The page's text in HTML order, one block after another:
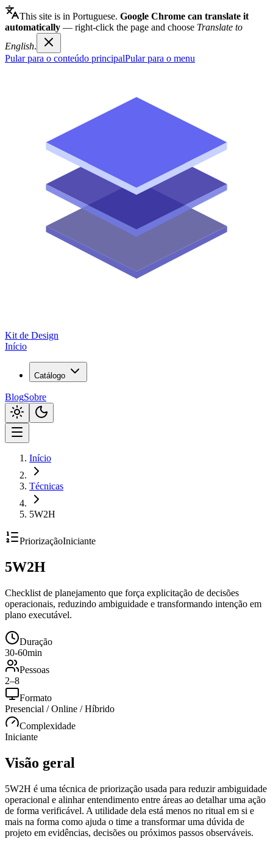
This site is in Portuguese. Google Chrome can translate it
automatically — right-click the page and choose Translate to
English.
Pular para o conteúdo principalPular para o menu
Kit de Design
Início
Catálogo
BlogSobre
Início
Técnicas
5W2H
PriorizaçãoIniciante
5W2H
Checklist de planejamento que força explicitação de decisões
operacionais, reduzindo ambiguidade e transformando intenção em
plano executável.
Duração
30-60min
Pessoas
2–8
Formato
Presencial / Online / Híbrido
Complexidade
Iniciante
Visão geral
5W2H é uma técnica de priorização usada para reduzir ambiguidade
operacional e alinhar entendimento entre áreas ao detalhar uma ação
de forma verificável. A utilidade dela está menos no ritual em si e
mais na forma como ajuda o time a transformar uma dúvida de
projeto em evidências, decisões ou próximos passos observáveis.